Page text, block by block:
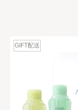
GIFT配送